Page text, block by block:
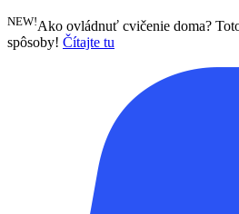
NEW!Ako ovládnuť cvičenie doma?
spôsoby! Čítajte tu